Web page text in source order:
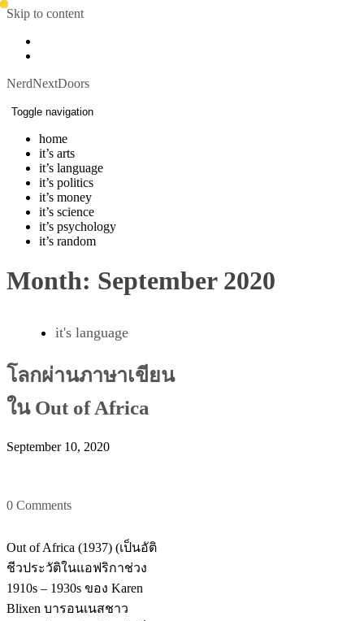
Skip to content
NerdNextDoors
Toggle navigation
home
it’s arts
it’s language
it’s politics
it’s money
it’s science
it’s psychology
it’s random
Month: September 2020
it's language
โลกผ่านภาษาเขียน
ใน Out of Africa
September 10, 2020
0 Comments
Out of Africa (1937) (เป็นอัติ
ชีวประวัติในแอฟริกาช่วง
1910s – 1930s ของ Karen
Blixen บารอนเนสชาว